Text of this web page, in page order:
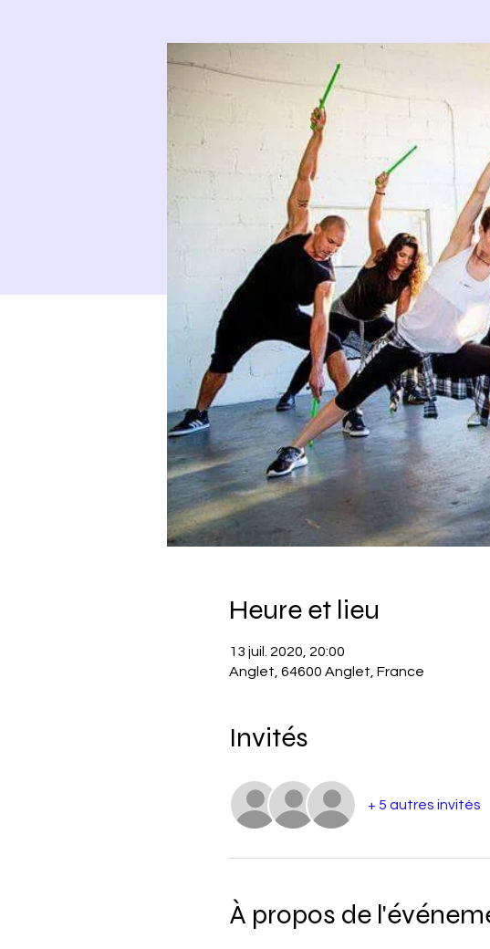
Heure et lieu
13 juil. 2020, 20:00
Anglet, 64600 Anglet, France
Invités
+ 5 autres invités
À propos de